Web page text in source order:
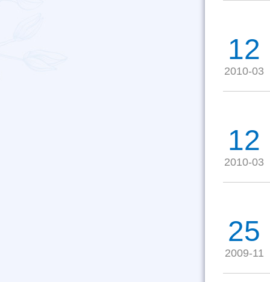
12
2010-03
12
2010-03
25
2009-11